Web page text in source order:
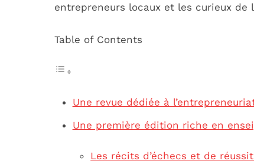
entrepreneurs locaux et les curieux de
Table of Contents
Une revue dédiée à
Une première édition riche en
Les récits d’échecs et de